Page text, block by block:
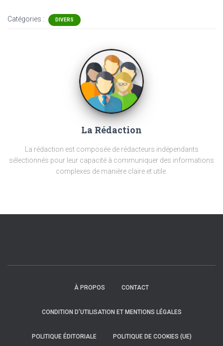
Catégories : DIVERS
La Rédaction
La rédaction est composée de rédacteurs indépendants
sélectionnés pour leur capacité à communiquer des informations
complexes de manière claire et utile.
À PROPOS CONTACT
CONDITION D’UTILISATION ET MENTIONS LÉGALES
POLITIQUE ÉDITORIALE POLITIQUE DE COOKIES (UE)